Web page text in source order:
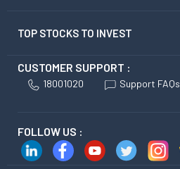
TOP STOCKS TO INVEST
CUSTOMER SUPPORT :
18001020 Support FAQs
FOLLOW US :